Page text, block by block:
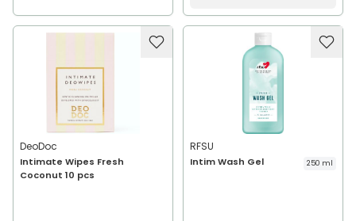
DeoDoc
Intimate Wipes Fresh
Coconut 10 pcs
RFSU
Intim Wash Gel 250 ml